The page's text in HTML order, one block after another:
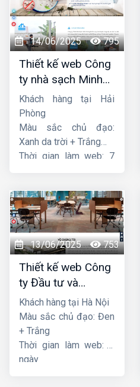
14/06/2025 795
Thiết kế web Công
ty nhà sạch Minh
Dương
Khách hàng tại Hải
Phòng
Màu sắc chủ đạo:
Xanh da trời + Trắng
Thời gian làm web: 7
13/06/2025 753
Thiết kế web Công
ty Đầu tư và
Thương mại Five-
Star
Khách hàng tại Hà Nội
Màu sắc chủ đạo: Đen
+ Trắng
Thời gian làm web: 7
ngày